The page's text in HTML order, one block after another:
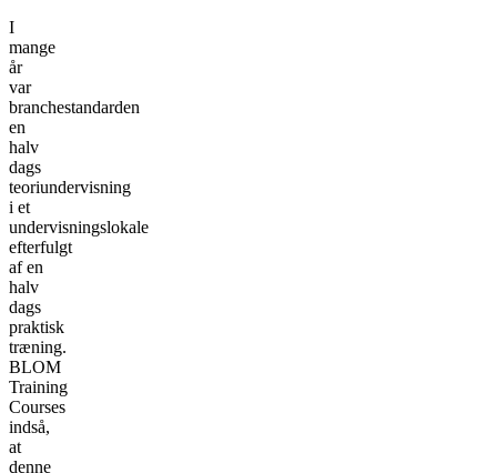
I
mange
år
var
branchestandarden
en
halv
dags
teoriundervisning
i et
undervisningslokale
efterfulgt
af en
halv
dags
praktisk
træning.
BLOM
Training
Courses
indså,
at
denne